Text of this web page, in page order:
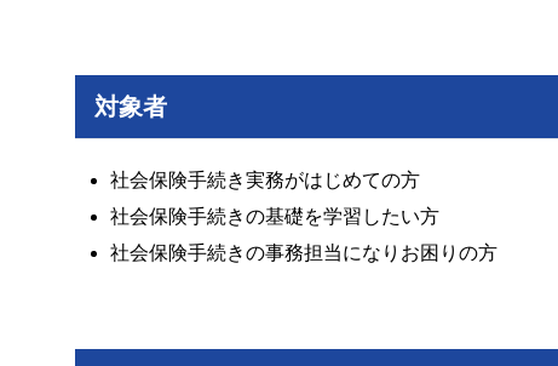
対象者
社会保険手続き実務がはじめての方
社会保険手続きの基礎を学習したい方
社会保険手続きの事務担当になりお困りの方